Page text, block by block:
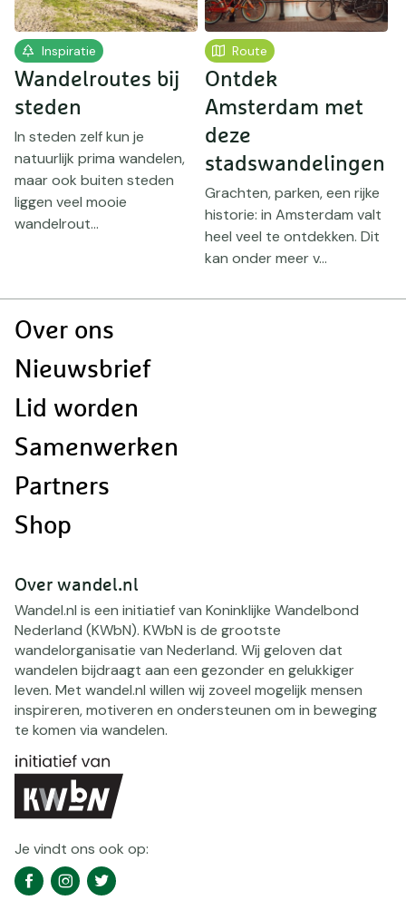
Inspiratie
Wandelroutes bij
steden
In steden zelf kun je
natuurlijk prima wandelen,
maar ook buiten steden
liggen veel mooie
wandelrout...
Route
Ontdek
Amsterdam met
deze
stadswandelingen
Grachten, parken, een rijke
historie: in Amsterdam valt
heel veel te ontdekken. Dit
kan onder meer v...
Doormat
Over ons
Nieuwsbrief
Lid worden
Samenwerken
Partners
Shop
Over wandel.nl
Wandel.nl is een initiatief van Koninklijke Wandelbond
Nederland (KWbN). KWbN is de grootste
wandelorganisatie van Nederland. Wij geloven dat
wandelen bijdraagt aan een gezonder en gelukkiger
leven. Met wandel.nl willen wij zoveel mogelijk mensen
inspireren, motiveren en ondersteunen om in beweging
te komen via wandelen.
Je vindt ons ook op:
Social
media
FacebookInstagramTwitter